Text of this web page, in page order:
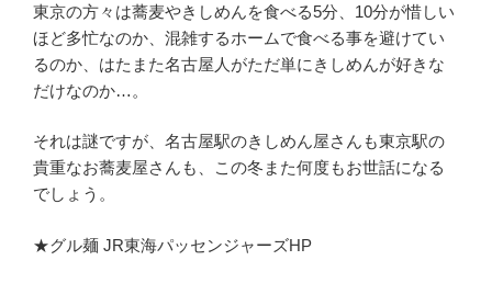
東京の方々は蕎麦やきしめんを食べる5分、10分が惜しい
ほど多忙なのか、混雑するホームで食べる事を避けてい
るのか、はたまた名古屋人がただ単にきしめんが好きな
だけなのか…。
それは謎ですが、名古屋駅のきしめん屋さんも東京駅の
貴重なお蕎麦屋さんも、この冬また何度もお世話になる
でしょう。
★グル麺 JR東海パッセンジャーズHP